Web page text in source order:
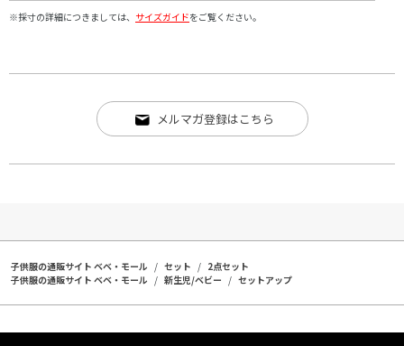
※採寸の詳細につきましては、 サイズガイドをご覧ください。
メルマガ登録はこちら
子供服の通販サイト ベベ・モール セット
2点セット
子供服の通販サイト ベベ・モール
新生児/ベビー セットアップ